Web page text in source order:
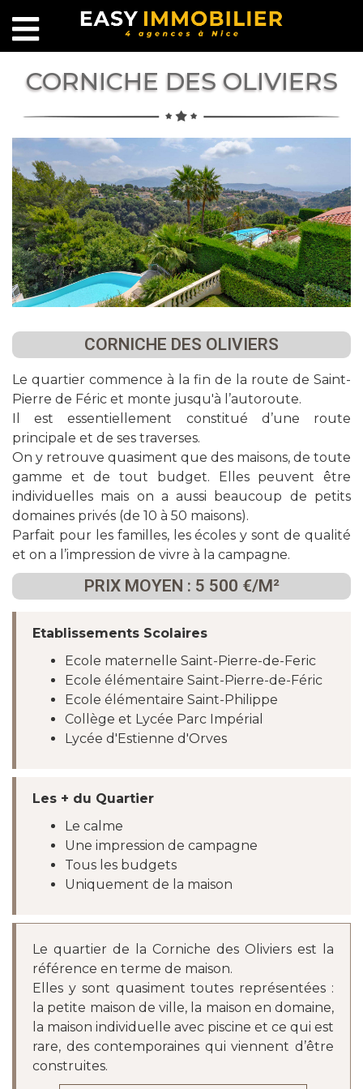
CORNICHE DES OLIVIERS
CORNICHE DES OLIVIERS
Le quartier commence à la fin de la route de Saint-
Pierre de Féric et monte jusqu'à l’autoroute.
Il est essentiellement constitué d’une route
principale et de ses traverses.
On y retrouve quasiment que des maisons, de toute
gamme et de tout budget. Elles peuvent être
individuelles mais on a aussi beaucoup de petits
domaines privés (de 10 à 50 maisons).
Parfait pour les familles, les écoles y sont de qualité
et on a l’impression de vivre à la campagne.
PRIX MOYEN : 5 500 €/M²
Etablissements Scolaires
Ecole maternelle Saint-Pierre-de-Feric
Ecole élémentaire Saint-Pierre-de-Féric
Ecole élémentaire Saint-Philippe
Collège et Lycée Parc Impérial
Lycée d'Estienne d'Orves
Les + du Quartier
Le calme
Une impression de campagne
Tous les budgets
Uniquement de la maison
Le quartier de la Corniche des Oliviers est la
référence en terme de maison.
Elles y sont quasiment toutes représentées :
la petite maison de ville, la maison en domaine,
la maison individuelle avec piscine et ce qui est
rare, des contemporaines qui viennent d’être
construites.